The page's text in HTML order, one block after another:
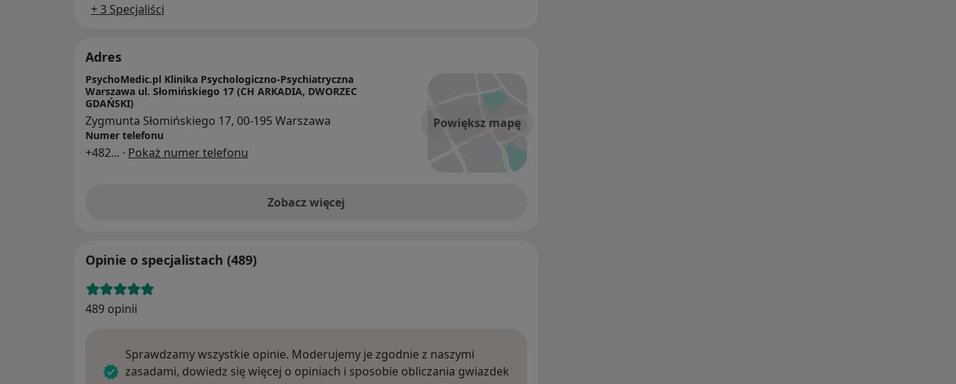
+ 3 Specjaliści
Adres
Powiększ mapę
PsychoMedic.pl Klinika Psychologiczno-Psychiatryczna
Warszawa ul. Słomińskiego 17 (CH ARKADIA, DWORZEC
GDAŃSKI)
Zygmunta Słomińskiego 17, 00-195 Warszawa
Numer telefonu
+482... · Pokaż numer telefonu
Zobacz więcej
Opinie o specjalistach (489)
489 opinii
Sprawdzamy wszystkie opinie. Moderujemy je zgodnie z naszymi
zasadami, dowiedz się więcej o opiniach i sposobie obliczania gwiazdek